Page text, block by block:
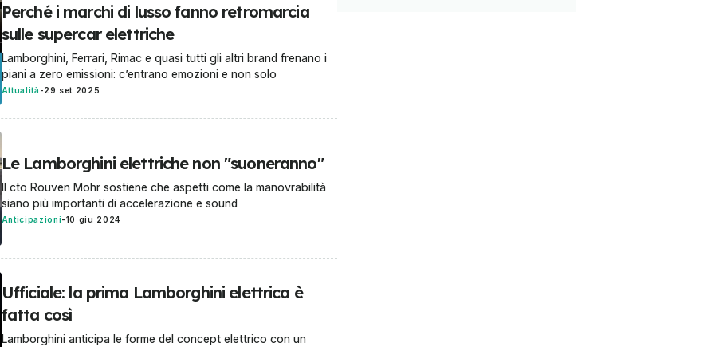
Perché i marchi di lusso fanno retromarcia
sulle supercar elettriche
Lamborghini, Ferrari, Rimac e quasi tutti gli altri brand frenano i
piani a zero emissioni: c’entrano emozioni e non solo
Attualità -29 set 2025
Le Lamborghini elettriche non "suoneranno"
Il cto Rouven Mohr sostiene che aspetti come la manovrabilità
siano più importanti di accelerazione e sound
Anticipazioni-10 giu 2024
Ufficiale: la prima Lamborghini elettrica è
fatta così
Lamborghini anticipa le forme del concept elettrico con un